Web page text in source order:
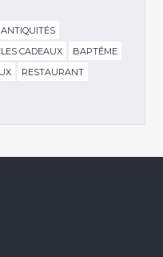
ANTIQUITÉS
CADEAUX
BAPTÊME
RESTAURANT